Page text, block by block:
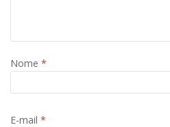
Nome *
E-mail *